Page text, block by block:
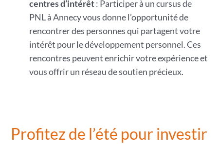
centres d’intérêt: Participer à un cursus de
PNL à Annecy vous donne l’opportunité de
rencontrer des personnes qui partagent votre
intérêt pour le développement personnel. Ces
rencontres peuvent enrichir votre expérience et
vous offrir un réseau de soutien précieux.
Profitez de l’été pour investir